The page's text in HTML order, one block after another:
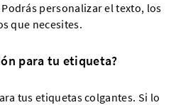
personalizar el texto, los
que necesites.
para tu etiqueta?
tus etiquetas colgantes. Si lo